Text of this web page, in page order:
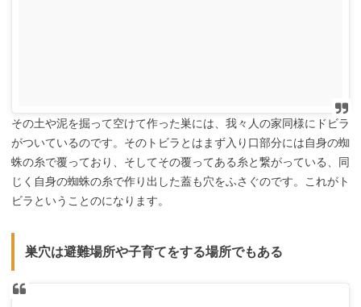
その土や泥を掘って空けて作った巣には、我々人の家同様にドビラ
がついているのです。そのトビラとはまず入り口部分には自身の蜘
蛛の糸で覆っており、そしてその覆ってある糸と繋がっている、同
じく自身の蜘蛛の糸で作り出した蓋も穴をふさぐのです。これがト
ビラということのになります。
巣穴は避難場所や子育てをする場所でもある